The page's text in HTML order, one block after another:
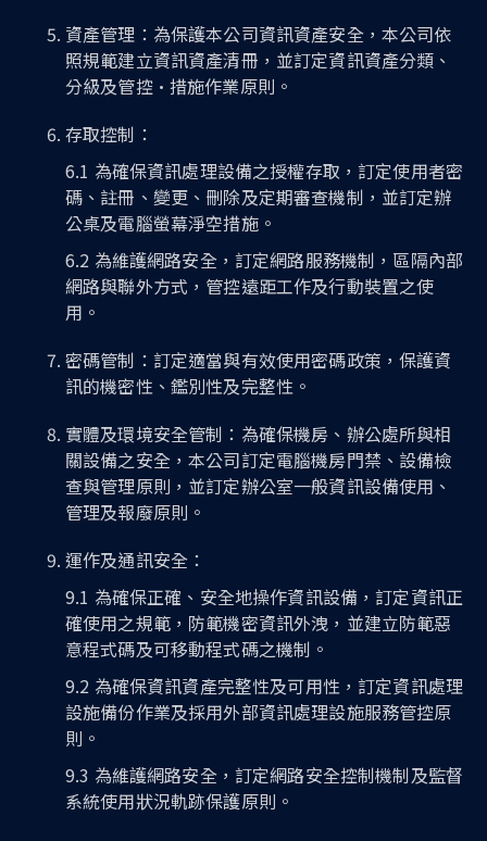
資產管理：為保護本公司資訊資產安全，本公司依
照規範建立資訊資產清冊，並訂定資訊資產分類、
分級及管控·措施作業原則。
存取控制：
6.1 為確保資訊處理設備之授權存取，訂定使用者密
碼、註冊、變更、刪除及定期審查機制，並訂定辦
公桌及電腦螢幕淨空措施。
6.2 為維護網路安全，訂定網路服務機制，區隔內部
網路與聯外方式，管控遠距工作及行動裝置之使
用。
密碼管制：訂定適當與有效使用密碼政策，保護資
訊的機密性、鑑別性及完整性。
實體及環境安全管制：為確保機房、辦公處所與相
關設備之安全，本公司訂定電腦機房門禁、設備檢
查與管理原則，並訂定辦公室一般資訊設備使用、
管理及報廢原則。
運作及通訊安全：
9.1 為確保正確、安全地操作資訊設備，訂定資訊正
確使用之規範，防範機密資訊外洩，並建立防範惡
意程式碼及可移動程式碼之機制。
9.2 為確保資訊資產完整性及可用性，訂定資訊處理
設施備份作業及採用外部資訊處理設施服務管控原
則。
9.3 為維護網路安全，訂定網路安全控制機制及監督
系統使用狀況軌跡保護原則。